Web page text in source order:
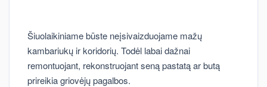
Šiuolaikiniame būste neįsivaizduojame mažų
kambariukų ir koridorių. Todėl labai dažnai
remontuojant, rekonstruojant seną pastatą ar butą
prireikia griovėjų pagalbos.